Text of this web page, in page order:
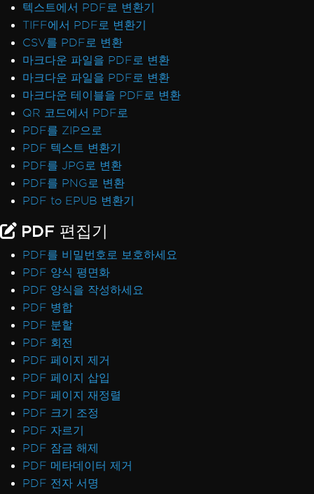
텍스트에서 PDF로 변환기
TIFF에서 PDF로 변환기
CSV를 PDF로 변환
마크다운 파일을 PDF로 변환
마크다운 파일을 PDF로 변환
마크다운 테이블을 PDF로 변환
QR 코드에서 PDF로
PDF를 ZIP으로
PDF 텍스트 변환기
PDF를 JPG로 변환
PDF를 PNG로 변환
PDF to EPUB 변환기
PDF 편집기
PDF를 비밀번호로 보호하세요
PDF 양식 평면화
PDF 양식을 작성하세요
PDF 병합
PDF 분할
PDF 회전
PDF 페이지 제거
PDF 페이지 삽입
PDF 페이지 재정렬
PDF 크기 조정
PDF 자르기
PDF 잠금 해제
PDF 메타데이터 제거
PDF 전자 서명